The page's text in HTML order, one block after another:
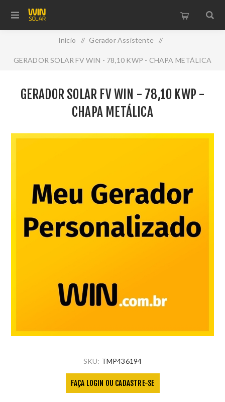
Início / Gerador Assistente /
GERADOR SOLAR FV WIN - 78,10 KWP - CHAPA METÁLICA
GERADOR SOLAR FV WIN - 78,10 KWP -
CHAPA METÁLICA
SKU: TMP436194
FAÇA LOGIN OU CADASTRE-SE